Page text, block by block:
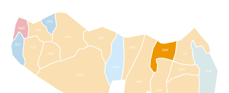
AKÇ
ARK
ARS
MAÇ
OF
SÜR
TON
VKF
YOM
BŞD
ŞLP
ÇRŞ
DRN
DÜZ
KPR
ORT